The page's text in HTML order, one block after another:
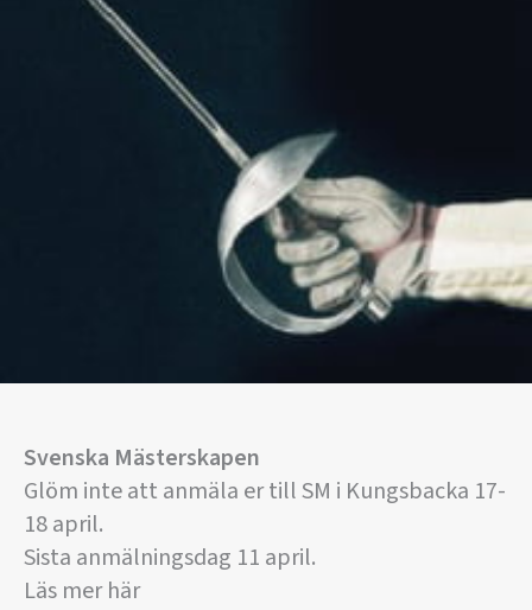
Svenska Mästerskapen
Glöm inte att anmäla er till SM i Kungsbacka 17-
18 april.
Sista anmälningsdag 11 april.
Läs mer här